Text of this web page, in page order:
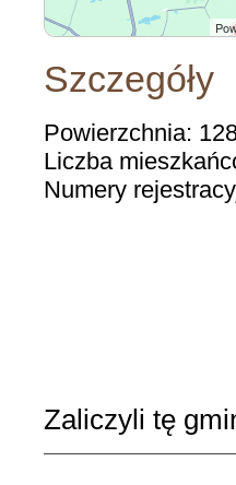
Szczegóły
Powierzchnia:
Liczba
Numery
Zaliczyli tę